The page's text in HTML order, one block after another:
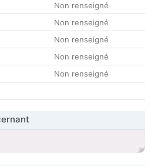
Non renseigné
Non renseigné
Non renseigné
Non renseigné
Non renseigné